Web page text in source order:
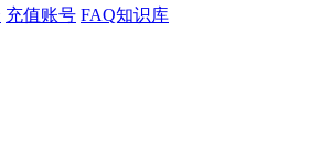
充值账号 FAQ知识库